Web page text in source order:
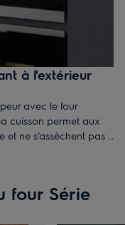
à l'extérieur
avec le four
cuisson permet aux
ne s’assèchent pas :
four Série